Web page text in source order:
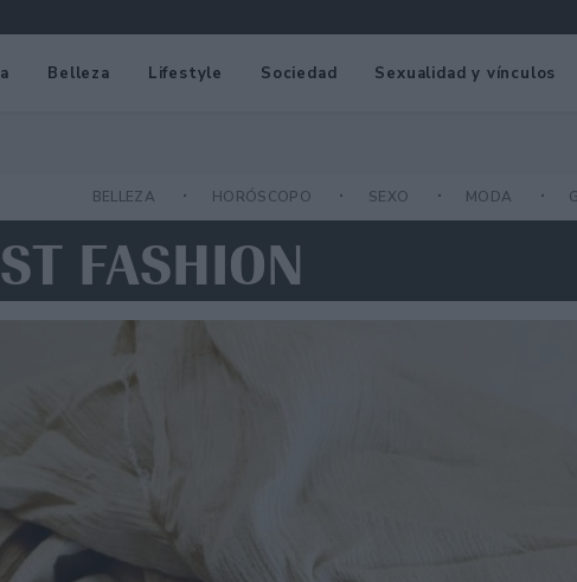
Belleza Lifestyle Sociedad Sexualidad y vínculos
BELLEZA HORÓSCOPO SEXO MODA
FASHION